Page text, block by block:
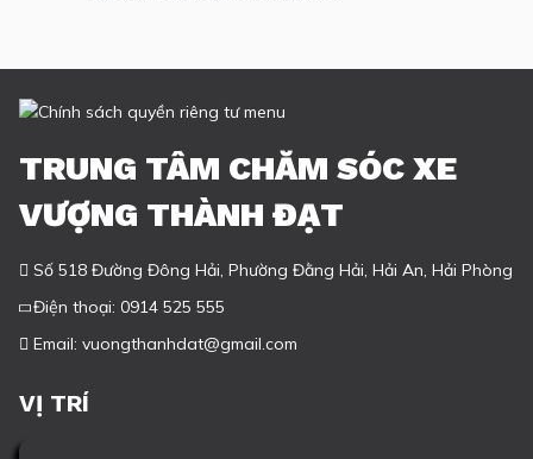
TRUNG TÂM CHĂM SÓC XE
VƯỢNG THÀNH ĐẠT
Số 518 Đường Đông Hải, Phường Đằng Hải, Hải An, Hải Phòng
Điện thoại: 0914 525 555
Email: vuongthanhdat@gmail.com
VỊ TRÍ